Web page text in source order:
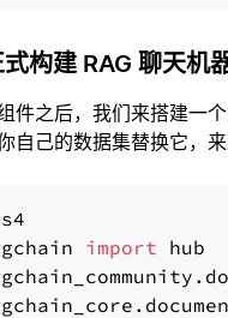
构建 RAG 聊天机
件之后，我们来搭建一
自己的数据集替换它，
import